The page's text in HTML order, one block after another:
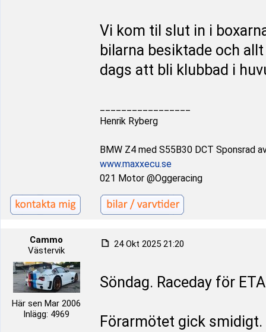
Vi kom til slut in i
bilarna besiktade och
dags att bli klubbad i
Henrik Ryberg
BMW Z4 med S55B30 DCT Sponsrad
www.maxxecu.se
021 Motor @Oggeracing
Cammo
Västervik
Här sen Mar 2006
Inlägg: 4969
24 Okt 2025 21:20
Söndag. Raceday för
Förarmötet gick